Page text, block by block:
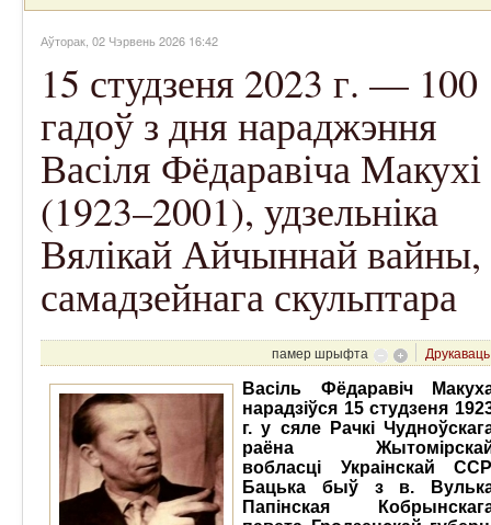
Аўторак, 02 Чэрвень 2026 16:42
15 студзеня 2023 г. — 100
гадоў з дня нараджэння
Васіля Фёдаравіча Макухі
(1923–2001), удзельніка
Вялікай Айчыннай вайны,
самадзейнага скульптара
памер шрыфта
Друкаваць
Васіль Фёдаравіч
нарадзіўся 15 студзеня
г. у сяле Рачкі
раёна
вобласці Украінскай
Бацька быў з в.
Папінская